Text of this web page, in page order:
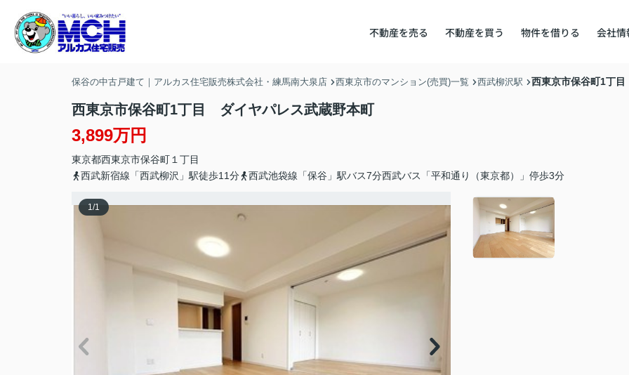
不動産を売る 不動産を買う 物件を借りる 会社情
保谷の中古戸建て｜アルカス住宅販売株式会社・練馬南大泉店 西東京市のマンション(売買)一覧 西武柳沢駅 西東京市保谷町1丁
西東京市保谷町1丁目 ダイヤパレス武蔵野本町
3,899万円
東京都西東京市保谷町 １丁目
西武新宿線「西武柳沢」駅徒歩11分
西武池袋線「保谷」駅バス7分西武バス「平和通り（東京都）」停歩3分
1/1